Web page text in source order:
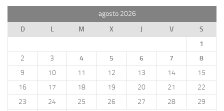
agosto 2026
D
L M X J V
S
1
2
3 4 5 6 7
8
9
10 11 12 13 14
15
16
17 18 19 20 21
22
23
24 25 26 27 28
29